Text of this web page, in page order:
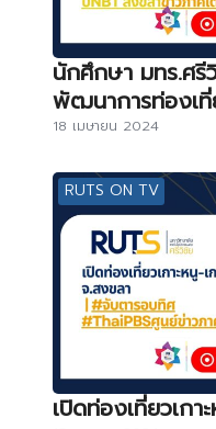
นักศึกษา มทร.ศรี
พัฒนาการท่องเที่
18 เมษายน 2024
RUTS ON TV
เปิดท่องเที่ยวเกา